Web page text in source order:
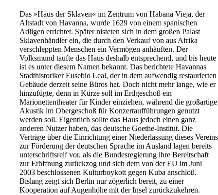
Das »Haus der Sklaven« im Zentrum von Habana Vieja, der
Altstadt von Havanna, wurde 1629 von einem spanischen
Adligen errichtet. Später nisteten sich in dem großen Palast
Sklavenhändler ein, die durch den Verkauf von aus Afrika
verschleppten Menschen ein Vermögen anhäuften. Der
Volksmund taufte das Haus deshalb entsprechend, und bis heute
ist es unter diesem Namen bekannt. Das berichtete Havannas
Stadthistoriker Eusebio Leal, der in dem aufwendig restaurierten
Gebäude derzeit seine Büros hat. Doch nicht mehr lange, wie er
hinzufügte, denn in Kürze soll im Erdgeschoß ein
Marionettentheater für Kinder einziehen, während die großartige
Akustik im Obergeschoß für Konzertaufführungen genutzt
werden soll. Eigentlich sollte das Haus jedoch einen ganz
anderen Nutzer haben, das deutsche Goethe-Institut. Die
Verträge über die Einrichtung einer Niederlassung dieses Vereins
zur Förderung der deutschen Sprache im Ausland lagen bereits
unterschriftsreif vor, als die Bundesregierung ihre Bereitschaft
zur Eröffnung zurückzog und sich dem von der EU im Juni
2003 beschlossenen Kulturboykott gegen Kuba anschloß.
Bislang zeigt sich Berlin nur zögerlich bereit, zu einer
Kooperation auf Augenhöhe mit der Insel zurückzukehren.